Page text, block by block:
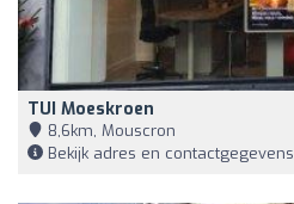
TUI Moeskroen
8,6km, Mouscron
Bekijk adres en contactgegevens